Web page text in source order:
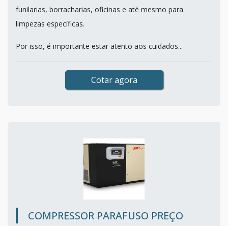
funilarias, borracharias, oficinas e até mesmo para
limpezas específicas.
Por isso, é importante estar atento aos cuidados...
Cotar agora
COMPRESSOR PARAFUSO PREÇO